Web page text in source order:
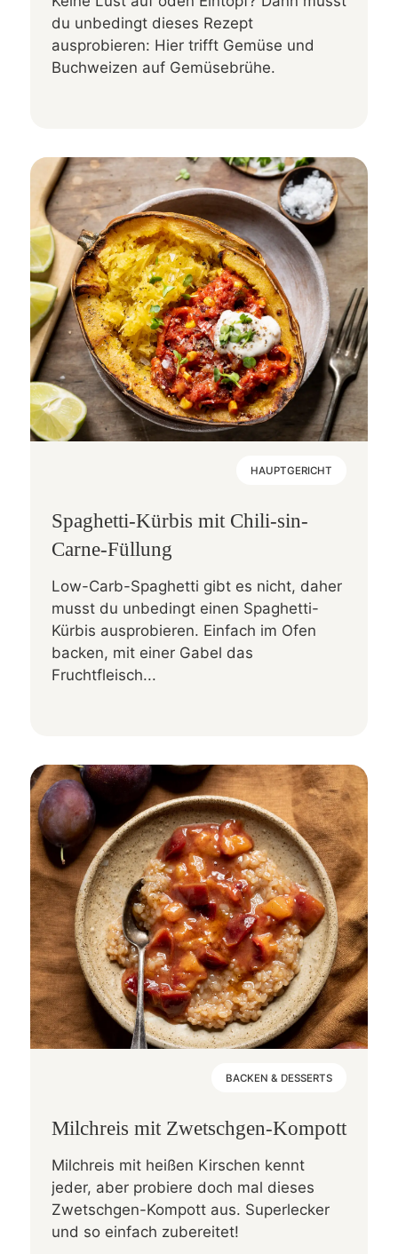
du unbedingt dieses Rezept
ausprobieren: Hier trifft Gemüse und
Buchweizen auf Gemüsebrühe.
HAUPTGERICHT
Spaghetti-Kürbis mit Chili-sin-
Carne-Füllung
Low-Carb-Spaghetti gibt es nicht, daher
musst du unbedingt einen Spaghetti-
Kürbis ausprobieren. Einfach im Ofen
backen, mit einer Gabel das
Fruchtfleisch...
BACKEN & DESSERTS
Milchreis mit Zwetschgen-Kompott
Milchreis mit heißen Kirschen kennt
jeder, aber probiere doch mal dieses
Zwetschgen-Kompott aus. Superlecker
und so einfach zubereitet!